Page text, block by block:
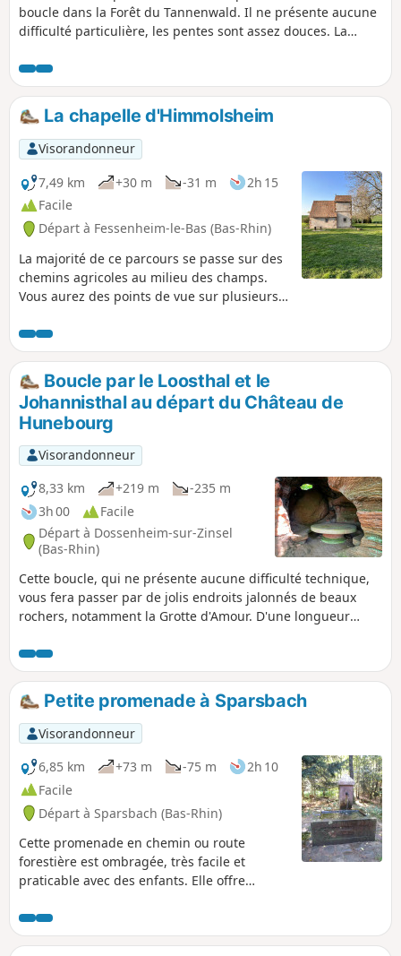
boucle dans la Forêt du Tannenwald. Il ne présente aucune
difficulté particulière, les pentes sont assez douces. La
et à Buchberg.
La chapelle d'Himmolsheim
Visorandonneur
7,49 km
+30 m -31 m
2h 15
Facile
Départ à Fessenheim-le-Bas (Bas-Rhin)
La majorité de ce parcours se passe sur des
chemins agricoles au milieu des champs.
Vous aurez des points de vue sur plusieurs
Kuttolsheim, Quatzenheim et Dossenheim-
Kochersberg. Vous pourrez aussi observer la
chapelle d'Himmolsheim qui était un petit
hameau d’une dizaine de maisons. Cette
chapelle datant du XIIe siècle est aussi
appelée Chapelle Sainte-Marguerite.
Boucle par le Loosthal et le
Johannisthal au départ du Château de
Hunebourg
Visorandonneur
8,33 km
+219 m
-235 m
3h 00
Facile
Départ à Dossenheim-sur-Zinsel
(Bas-Rhin)
Cette boucle, qui ne présente aucune difficulté technique,
vous fera passer par de jolis endroits jalonnés de beaux
rochers, notamment la Grotte d'Amour. D'une longueur
une demi-journée.
Petite promenade à Sparsbach
Visorandonneur
6,85 km
+73 m -75 m
2h 10
Facile
Départ à Sparsbach (Bas-Rhin)
Cette promenade en chemin ou route
forestière est ombragée, très facile et
praticable avec des enfants. Elle offre
château (là il faut deviner quand même).
Cette boucle emprunte une grande partie le